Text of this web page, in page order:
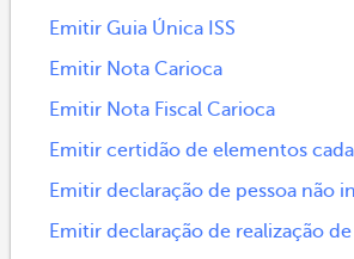
Emitir Guia Única ISS
Emitir Nota Carioca
Emitir Nota Fiscal Carioca
Emitir certidão de elementos
Emitir declaração de pessoa não
Emitir declaração de realização